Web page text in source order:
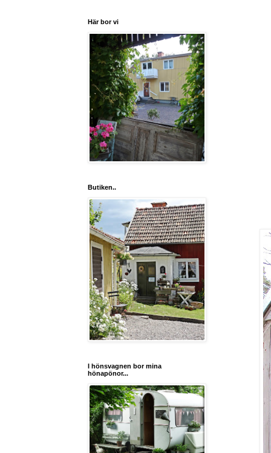
Här bor vi
Butiken..
I hönsvagnen bor mina
hönapönor...